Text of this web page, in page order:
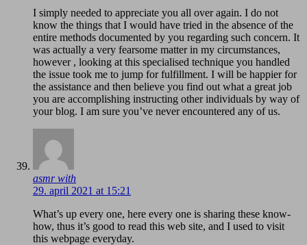
I simply needed to appreciate you all over again. I do not
know the things that I would have tried in the absence of the
entire methods documented by you regarding such concern. It
was actually a very fearsome matter in my circumstances,
however , looking at this specialised technique you handled
the issue took me to jump for fulfillment. I will be happier for
the assistance and then believe you find out what a great job
you are accomplishing instructing other individuals by way of
your blog. I am sure you’ve never encountered any of us.
asmr with
29. april 2021 at 15:21
What’s up every one, here every one is sharing these know-
how, thus it’s good to read this web site, and I used to visit
this webpage everyday.